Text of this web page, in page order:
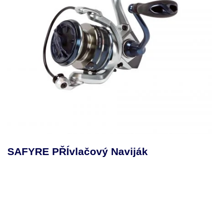
SAFYRE PŘÍvlačový Naviják